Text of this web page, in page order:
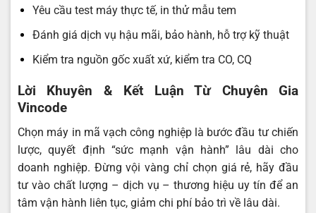
Yêu cầu test máy thực tế, in thử mẫu tem
Đánh giá dịch vụ hậu mãi, bảo hành, hỗ trợ kỹ thuật
Kiểm tra nguồn gốc xuất xứ, kiểm tra CO, CQ
Lời Khuyên & Kết Luận Từ Chuyên Gia
Vincode
Chọn máy in mã vạch công nghiệp là bước đầu tư chiến
lược, quyết định “sức mạnh vận hành” lâu dài cho
doanh nghiệp. Đừng vội vàng chỉ chọn giá rẻ, hãy đầu
tư vào chất lượng – dịch vụ – thương hiệu uy tín để an
tâm vận hành liên tục, giảm chi phí bảo trì về lâu dài.